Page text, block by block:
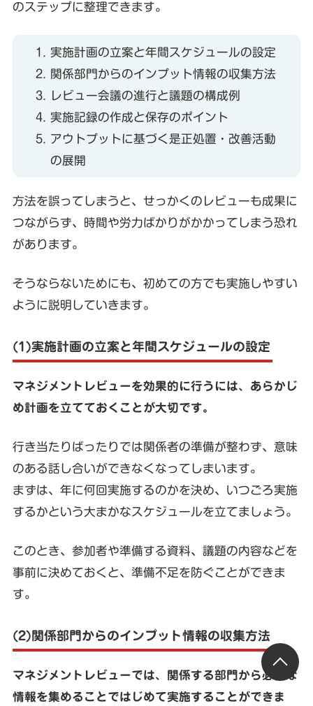
のステップに整理できます。
実施計画の立案と年間スケジュールの設定
関係部門からのインプット情報の収集方法
レビュー会議の進行と議題の構成例
実施記録の作成と保存のポイント
アウトプットに基づく是正処置・改善活動
の展開
方法を誤ってしまうと、せっかくのレビューも成果に
つながらず、時間や労力ばかりがかかってしまう恐れ
があります。
そうならないためにも、初めての方でも実施しやすい
ように説明していきます。
(1)実施計画の立案と年間スケジュールの設定
マネジメントレビューを効果的に行うには、あらかじ
め計画を立てておくことが大切です。
行き当たりばったりでは関係者の準備が整わず、意味
のある話し合いができなくなってしまいます。
まずは、年に何回実施するのかを決め、いつごろ実施
するかという大まかなスケジュールを立てましょう。
このとき、参加者や準備する資料、議題の内容などを
事前に決めておくと、準備不足を防ぐことができま
す。
(2)関係部門からのインプット情報の収集方法
マネジメントレビューでは、関係する部門から必要な
情報を集めることではじめて実施することができま